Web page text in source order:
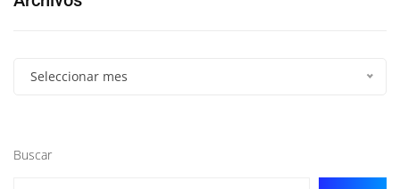
Seleccionar mes
Buscar